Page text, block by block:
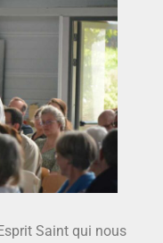
Saint qui nous